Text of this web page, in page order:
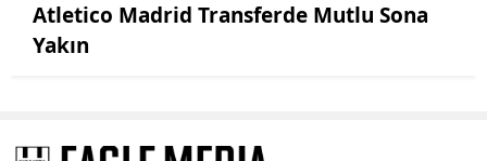
Atletico Madrid Transferde Mutlu Sona
Yakın